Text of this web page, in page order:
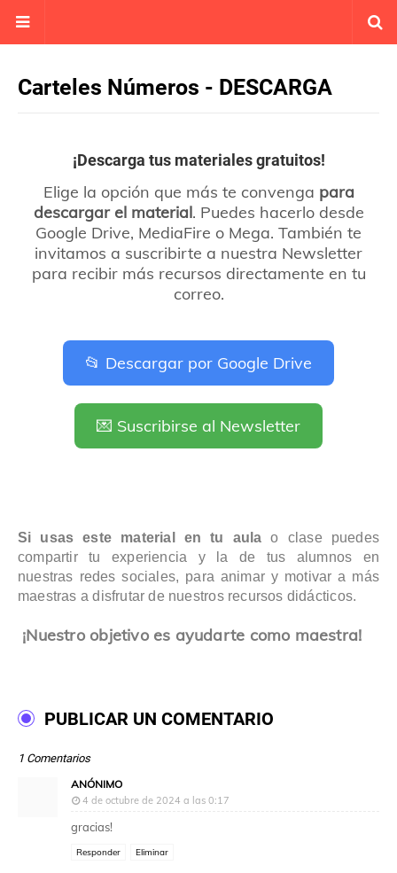
Carteles Números - DESCARGA
¡Descarga tus materiales gratuitos!
Elige la opción que más te convenga para
descargar el material. Puedes hacerlo desde
Google Drive, MediaFire o Mega. También te
invitamos a suscribirte a nuestra Newsletter
para recibir más recursos directamente en tu
correo.
📂 Descargar por Google Drive
💌 Suscribirse al Newsletter
Si usas este material en tu aula o clase puedes
compartir tu experiencia y la de tus alumnos en
nuestras redes sociales, para animar y motivar a más
maestras a disfrutar de nuestros recursos didácticos.
¡Nuestro objetivo es ayudarte como maestra!
PUBLICAR UN COMENTARIO
1 Comentarios
ANÓNIMO
4 de octubre de 2024 a las 0:17
gracias!
Responder Eliminar